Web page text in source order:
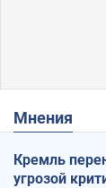
Мнения
Кремль
угрозой